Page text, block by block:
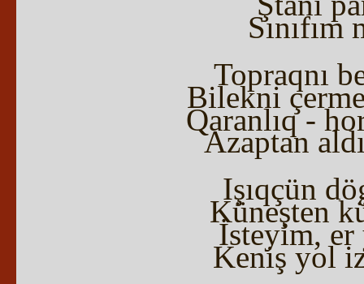
Sınıfım
Topraqnı
Bilekni
Qaranlıq -
Azaptan
Işıqçün
Küneşten
İsteyim, er
Keniş yol